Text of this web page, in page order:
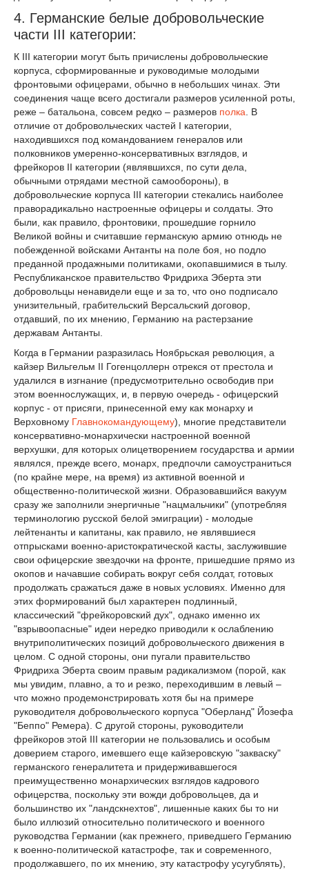
4. Германские белые добровольческие
части III категории:
К III категории могут быть причислены добровольческие
корпуса, сформированные и руководимые молодыми
фронтовыми офицерами, обычно в небольших чинах. Эти
соединения чаще всего достигали размеров усиленной роты,
реже – батальона, совсем редко – размеров полка . В
отличие от добровольческих частей I категории,
находившихся под командованием генералов или
полковников умеренно-консервативных взглядов, и
фрейкоров II категории (являвшихся, по сути дела,
обычными отрядами местной самообороны), в
добровольческие корпуса III категории стекались наиболее
праворадикально настроенные офицеры и солдаты. Это
были, как правило, фронтовики, прошедшие горнило
Великой войны и считавшие германскую армию отнюдь не
побежденной войсками Антанты на поле боя, но подло
преданной продажными политиками, окопавшимися в тылу.
Республиканское правительство Фридриха Эберта эти
добровольцы ненавидели еще и за то, что оно подписало
унизительный, грабительский Версальский договор,
отдавший, по их мнению, Германию на растерзание
державам Антанты.
Когда в Германии разразилась Ноябрьская революция, а
кайзер Вильгельм II Гогенцоллерн отрекся от престола и
удалился в изгнание (предусмотрительно освободив при
этом военнослужащих, и, в первую очередь - офицерский
корпус - от присяги, принесенной ему как монарху и
Верховному Главнокомандующему), многие представители
консервативно-монархически настроенной военной
верхушки, для которых олицетворением государства и армии
являлся, прежде всего, монарх, предпочли самоустраниться
(по крайне мере, на время) из активной военной и
общественно-политической жизни. Образовавшийся вакуум
сразу же заполнили энергичные "нацмальчики" (употребляя
терминологию русской белой эмиграции) - молодые
лейтенанты и капитаны, как правило, не являвшиеся
отпрысками военно-аристократической касты, заслужившие
свои офицерские звездочки на фронте, пришедшие прямо из
окопов и начавшие собирать вокруг себя солдат, готовых
продолжать сражаться даже в новых условиях. Именно для
этих формирований был характерен подлинный,
классический "фрейкоровский дух", однако именно их
"взрывоопасные" идеи нередко приводили к ослаблению
внутриполитических позиций добровольческого движения в
целом. С одной стороны, они пугали правительство
Фридриха Эберта своим правым радикализмом (порой, как
мы увидим, плавно, а то и резко, переходившим в левый –
что можно продемонстрировать хотя бы на примере
руководителя добровольческого корпуса "Оберланд" Йозефа
"Беппо" Ремера). С другой стороны, руководители
фрейкоров этой III категории не пользовались и особым
доверием старого, имевшего еще кайзеровскую "закваску"
германского генералитета и придерживавшегося
преимущественно монархических взглядов кадрового
офицерства, поскольку эти вожди добровольцев, да и
большинство их "ландскнехтов", лишенные каких бы то ни
было иллюзий относительно политического и военного
руководства Германии (как прежнего, приведшего Германию
к военно-политической катастрофе, так и современного,
продолжавшего, по их мнению, эту катастрофу усугублять),